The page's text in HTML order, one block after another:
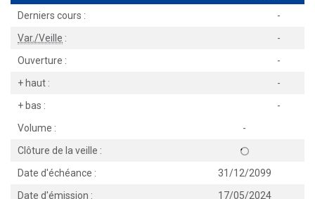
Derniers cours :
-
Var./Veille :
-
Ouverture :
-
+ haut :
-
+ bas :
-
Volume :
-
Clôture de la veille :
Date d'échéance :
31/12/2099
Date d'émission :
17/05/2024